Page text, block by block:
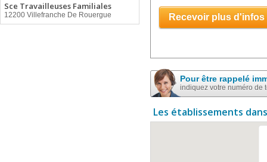
Sce Travailleuses Familiales
12200 Villefranche De Rouergue Recevoir plus d'infos
Pour être rappelé
indiquez votre numéro de
Les établissements